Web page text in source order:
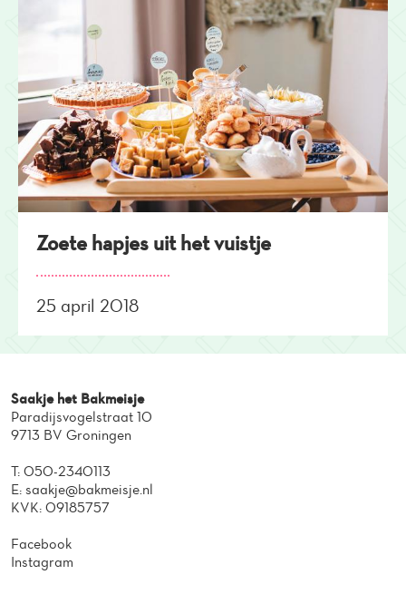
Zoete hapjes uit het vuistje
25 april 2018
Saakje het Bakmeisje
Paradijsvogelstraat 10
9713 BV Groningen
T: 050-2340113
E: saakje@bakmeisje.nl
KVK: 09185757
Facebook
Instagram